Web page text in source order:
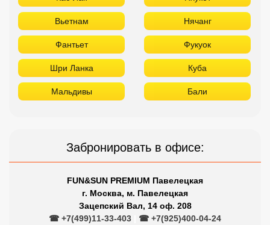
Вьетнам Нячанг
Фантьет Фукуок
Шри Ланка Куба
Мальдивы Бали
Забронировать в офисе:
FUN&SUN PREMIUM Павелецкая
г. Москва, м. Павелецкая
Зацепский Вал, 14 оф. 208
☎ +7(499)11-33-403
☎ +7(925)400-04-24